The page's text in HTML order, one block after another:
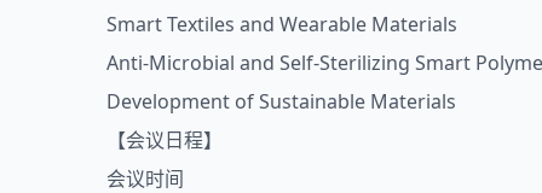
Smart Textiles and Wearable Materials
Anti-Microbial and Self-Sterilizing Smart
Development of Sustainable Materials
【会议日程】
会议时间